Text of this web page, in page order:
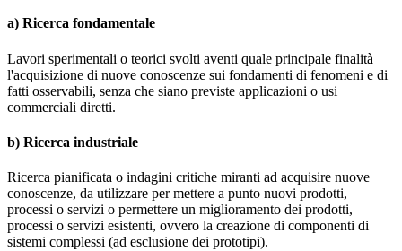
a) Ricerca fondamentale
Lavori sperimentali o teorici svolti aventi quale principale finalità
l'acquisizione di nuove conoscenze sui fondamenti di fenomeni e di
fatti osservabili, senza che siano previste applicazioni o usi
commerciali diretti.
b) Ricerca industriale
Ricerca pianificata o indagini critiche miranti ad acquisire nuove
conoscenze, da utilizzare per mettere a punto nuovi prodotti,
processi o servizi o permettere un miglioramento dei prodotti,
processi o servizi esistenti, ovvero la creazione di componenti di
sistemi complessi (ad esclusione dei prototipi).